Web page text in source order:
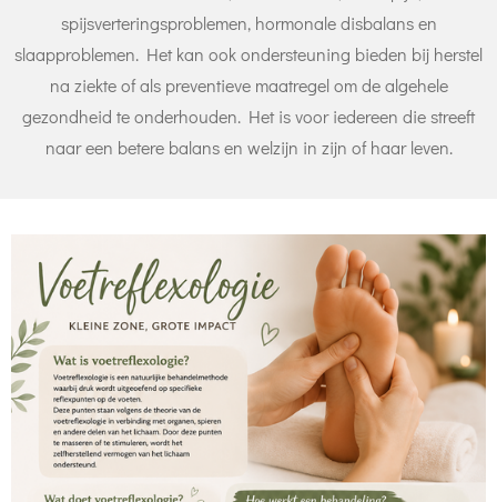
spijsverteringsproblemen, hormonale disbalans en
slaapproblemen. Het kan ook ondersteuning bieden bij herstel
na ziekte of als preventieve maatregel om de algehele
gezondheid te onderhouden. Het is voor iedereen die streeft
naar een betere balans en welzijn in zijn of haar leven.